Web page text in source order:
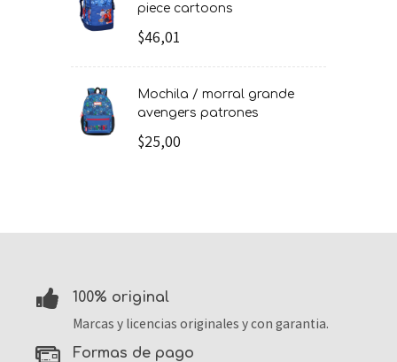
piece cartoons
$46,01
mochila / morral grande
avengers patrones
$25,00
100% original
Marcas y licencias originales y con garantia.
formas de pago